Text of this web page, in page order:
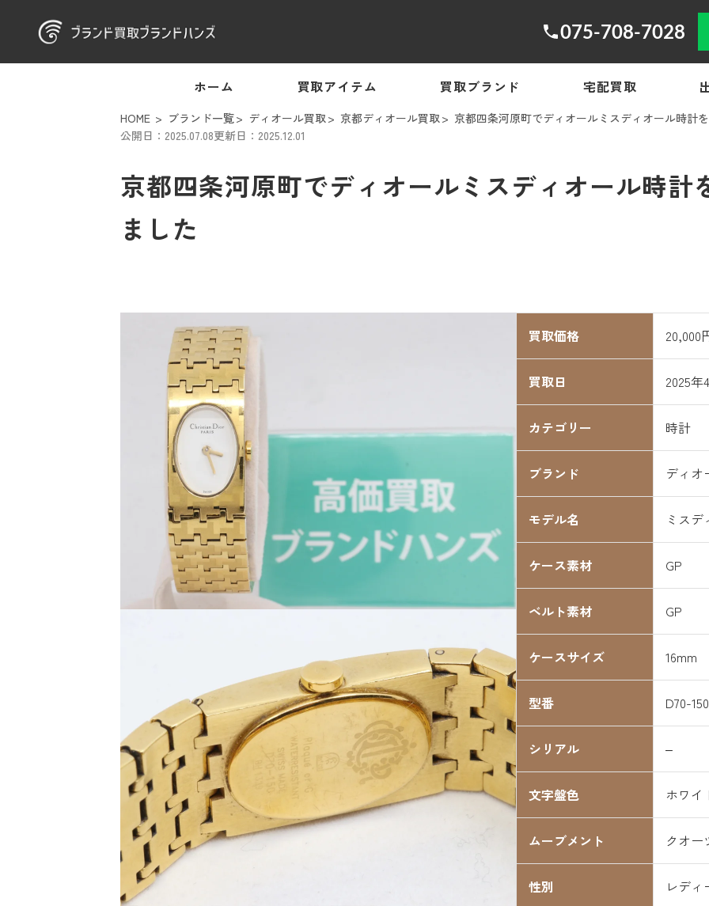
075-708-7028
ホーム 買取アイテム 買取ブランド 宅配買取
HOME ブランド一覧 ディオール買取 京都ディオール買取
京都四条河原町でディオールミスディオール時計
公開日：2025.07.08更新日：2025.12.01
京都四条河原町でディオールミスディオール時計
ました
買取価格 20,000
買取日 2025年
カテゴリー 時計
ブランド ディオ
モデル名 ミスデ
ケース素材 GP
ベルト素材 GP
ケースサイズ 16mm
型番 D70-150
シリアル –
文字盤色 ホワイ
ムーブメント クオー
性別 レディ